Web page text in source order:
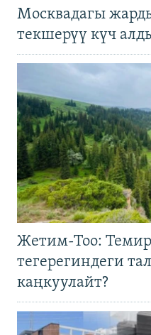
Москвадагы
текшерүү күч
Жетим-Тоо:
тегерегиндеги
каңкуулайт?